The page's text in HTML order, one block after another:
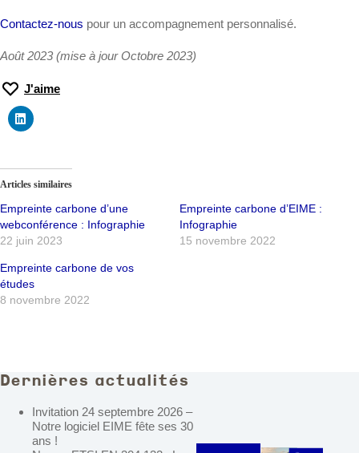
Contactez-nous pour un accompagnement personnalisé.
Août 2023 (mise à jour Octobre 2023)
J'aime
Articles similaires
Empreinte carbone d’une
webconférence : Infographie
22 juin 2023
Empreinte carbone d’EIME :
Infographie
15 novembre 2022
Empreinte carbone de vos
études
8 novembre 2022
Dernières actualités
Invitation 24 septembre 2026 –
Notre logiciel EIME fête ses 30
ans !